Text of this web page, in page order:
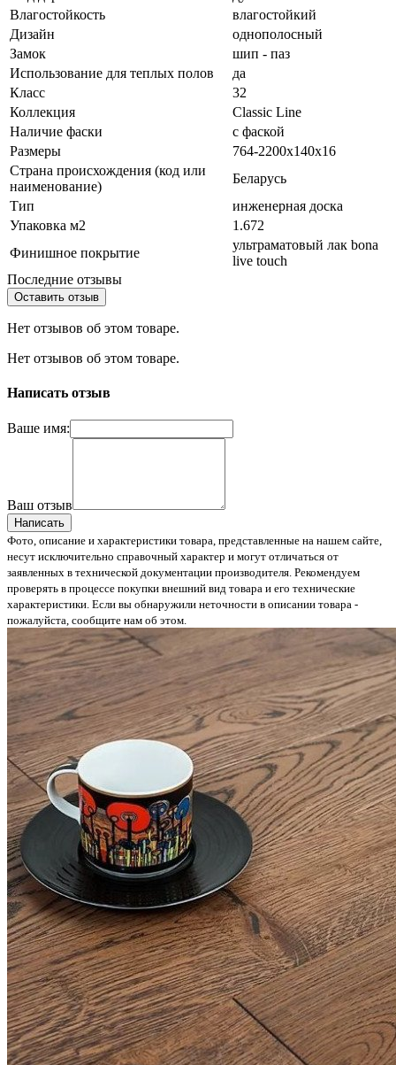
Влагостойкость
влагостойкий
Дизайн
однополосный
Замок
шип - паз
Использование для теплых полов
да
Класс
32
Коллекция
Classic Line
Наличие фаски
с фаской
Размеры
764-2200x140x16
Страна происхождения (код или
наименование)
Беларусь
Тип
инженерная доска
Упаковка м2
1.672
Финишное покрытие
ультраматовый лак bona
live touch
Последние отзывы
Оставить отзыв
Нет отзывов об этом товаре.
Нет отзывов об этом товаре.
Написать отзыв
Ваше имя:
Ваш отзыв
Написать
Фото, описание и характеристики товара, представленные на нашем сайте,
несут исключительно справочный характер и могут отличаться от
заявленных в технической документации производителя. Рекомендуем
проверять в процессе покупки внешний вид товара и его технические
характеристики. Если вы обнаружили неточности в описании товара -
пожалуйста, сообщите нам об этом.